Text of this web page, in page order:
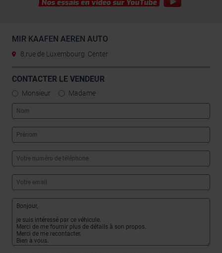
MIR KAAFEN AEREN AUTO
8,rue de Luxembourg Center
CONTACTER LE VENDEUR
Monsieur Madame